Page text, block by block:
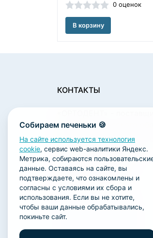
0 оценок
В корзину
Собираем печеньки 🍪
На сайте используется технология
cookie, сервис web-аналитики Яндекс.
Метрика, собираются
данные. Оставаясь на сайте, вы
подтверждаете, что ознакомлены и
согласны с условиями их сбора и
использования. Если вы не хотите,
чтобы ваши данные обрабатывались,
покиньте сайт.
КОНТАКТЫ
стоматологического
450001, г. Уфа ул.
Пн. - Чт.: 09:00 - 18:00
Пт.: 09:00 - 17:00
Сб., Вс.: выходной
ortodent@yandex.ru
+7 (347) 212-00-15
+7 (347) 212-01-15